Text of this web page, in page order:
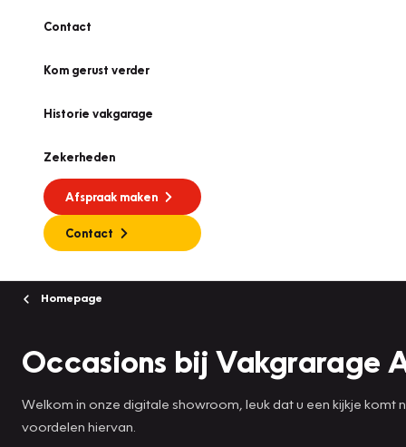
Contact
Kom gerust verder
Historie vakgarage
Zekerheden
Afspraak maken
Contact
Homepage
Occasions bij Vakgrarage
Welkom in onze digitale showroom, leuk dat u een kijkje
voordelen hiervan.